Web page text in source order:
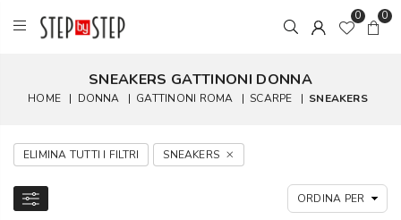
0 0
SNEAKERS GATTINONI DONNA
HOME | DONNA | GATTINONI ROMA | SCARPE | SNEAKERS
ELIMINA TUTTI I FILTRI SNEAKERS